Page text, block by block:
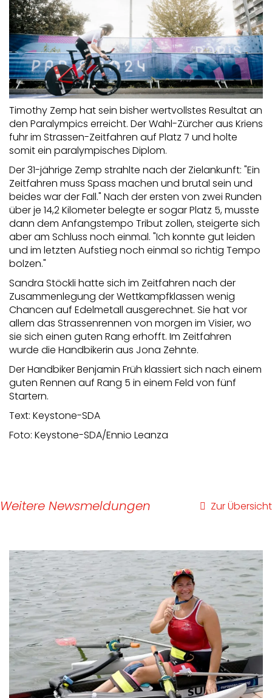
Timothy Zemp hat sein bisher wertvollstes Resultat an
den Paralympics erreicht. Der Wahl-Zürcher aus Kriens
fuhr im Strassen-Zeitfahren auf Platz 7 und holte
somit ein paralympisches Diplom.
Der 31-jährige Zemp strahlte nach der Zielankunft: "Ein
Zeitfahren muss Spass machen und brutal sein und
beides war der Fall." Nach der ersten von zwei Runden
über je 14,2 Kilometer belegte er sogar Platz 5, musste
dann dem Anfangstempo Tribut zollen, steigerte sich
aber am Schluss noch einmal. "Ich konnte gut leiden
und im letzten Aufstieg noch einmal so richtig Tempo
bolzen."
Sandra Stöckli hatte sich im Zeitfahren nach der
Zusammenlegung der Wettkampfklassen wenig
Chancen auf Edelmetall ausgerechnet. Sie hat vor
allem das Strassenrennen von morgen im Visier, wo
sie sich einen guten Rang erhofft. Im Zeitfahren
wurde die Handbikerin aus Jona Zehnte.
Der Handbiker Benjamin Früh klassiert sich nach einem
guten Rennen auf Rang 5 in einem Feld von fünf
Startern.
Text: Keystone-SDA
Foto: Keystone-SDA/Ennio Leanza
Zur Übersicht
Weitere Newsmeldungen